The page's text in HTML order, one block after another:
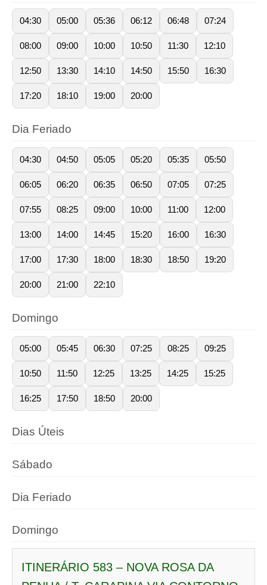
04:30 05:00 05:36 06:12 06:48 07:24
08:00 09:00 10:00 10:50 11:30 12:10
12:50 13:30 14:10 14:50 15:50 16:30
17:20 18:10 19:00 20:00
Dia Feriado
04:30 04:50 05:05 05:20 05:35 05:50
06:05 06:20 06:35 06:50 07:05 07:25
07:55 08:25 09:00 10:00 11:00 12:00
13:00 14:00 14:45 15:20 16:00 16:30
17:00 17:30 18:00 18:30 18:50 19:20
20:00 21:00 22:10
Domingo
05:00 05:45 06:30 07:25 08:25 09:25
10:50 11:50 12:25 13:25 14:25 15:25
16:25 17:50 18:50 20:00
Dias Úteis
Sábado
Dia Feriado
Domingo
ITINERÁRIO 583 – NOVA ROSA DA